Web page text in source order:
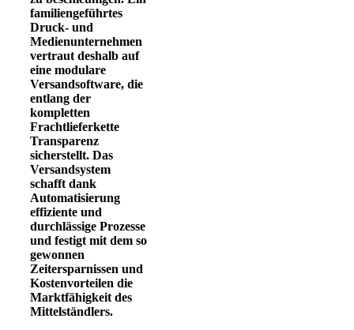
familiengeführtes
Druck- und
Medienunternehmen
vertraut deshalb auf
eine modulare
Versandsoftware, die
entlang der
kompletten
Frachtlieferkette
Transparenz
sicherstellt. Das
Versandsystem
schafft dank
Automatisierung
effiziente und
durchlässige Prozesse
und festigt mit dem so
gewonnen
Zeitersparnissen und
Kostenvorteilen die
Marktfähigkeit des
Mittelständlers.